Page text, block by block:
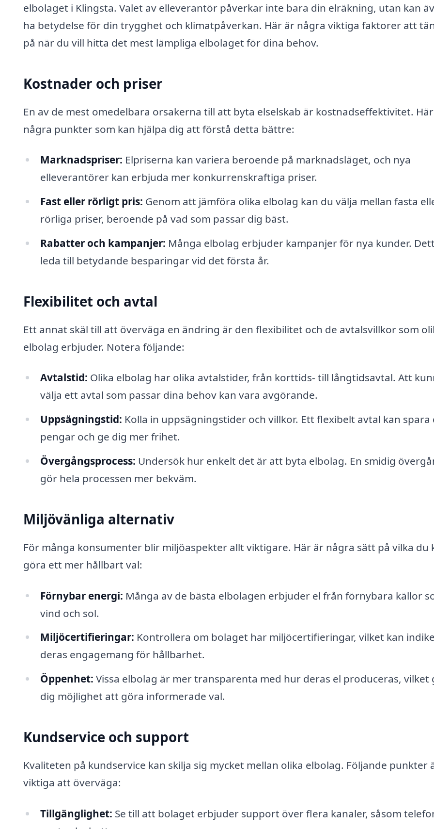
elbolaget i Klingsta. Valet av elleverantör påverkar inte bara din elräkning, utan kan
ha betydelse för din trygghet och klimatpåverkan. Här är några viktiga faktorer att
på när du vill hitta det mest lämpliga elbolaget för dina behov.
Kostnader och priser
En av de mest omedelbara orsakerna till att byta elselskab är kostnadseffektivitet.
några punkter som kan hjälpa dig att förstå detta bättre:
Marknadspriser: Elpriserna kan variera beroende på marknadsläget, och nya
elleverantörer kan erbjuda mer konkurrenskraftiga priser.
Fast eller rörligt pris: Genom att jämföra olika elbolag kan du välja mellan fasta
rörliga priser, beroende på vad som passar dig bäst.
Rabatter och kampanjer: Många elbolag erbjuder kampanjer för nya kunder.
leda till betydande besparingar vid det första år.
Flexibilitet och avtal
Ett annat skäl till att överväga en ändring är den flexibilitet och de avtalsvillkor som
elbolag erbjuder. Notera följande:
Avtalstid: Olika elbolag har olika avtalstider, från korttids- till långtidsavtal. Att
välja ett avtal som passar dina behov kan vara avgörande.
Uppsägningstid: Kolla in uppsägningstider och villkor. Ett flexibelt avtal kan spara
pengar och ge dig mer frihet.
Övergångsprocess: Undersök hur enkelt det är att byta elbolag. En smidig
gör hela processen mer bekväm.
Miljövänliga alternativ
För många konsumenter blir miljöaspekter allt viktigare. Här är några sätt på vilka du
göra ett mer hållbart val:
Förnybar energi: Många av de bästa elbolagen erbjuder el från förnybara källor
vind och sol.
Miljöcertifieringar: Kontrollera om bolaget har miljöcertifieringar, vilket kan
deras engagemang för hållbarhet.
Öppenhet: Vissa elbolag är mer transparenta med hur deras el produceras, vilket
dig möjlighet att göra informerade val.
Kundservice och support
Kvaliteten på kundservice kan skilja sig mycket mellan olika elbolag. Följande punkter
viktiga att överväga:
Tillgänglighet: Se till att bolaget erbjuder support över flera kanaler, såsom